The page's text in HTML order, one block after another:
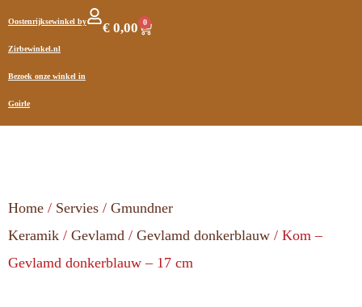
Oostenrijksewinkel by
Zirbewinkel.nl
Bezoek onze winkel in
Goirle
€ 0,00 0
Home / Servies / Gmundner
Keramik / Gevlamd / Gevlamd donkerblauw / Kom –
Gevlamd donkerblauw – 17 cm